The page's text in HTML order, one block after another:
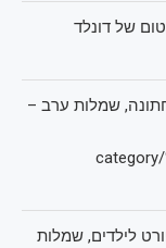
של דונלד
שמלות ערב –
category/
לילדים, שמלות